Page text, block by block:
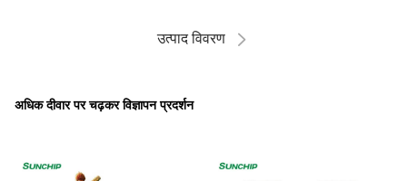
उत्पाद विवरण
अधिक दीवार पर चढ़कर विज्ञापन प्रदर्शन